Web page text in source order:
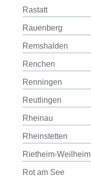
Rastatt
Rauenberg
Remshalden
Renchen
Renningen
Reutlingen
Rheinau
Rheinstetten
Rietheim-Weilheim
Rot am See